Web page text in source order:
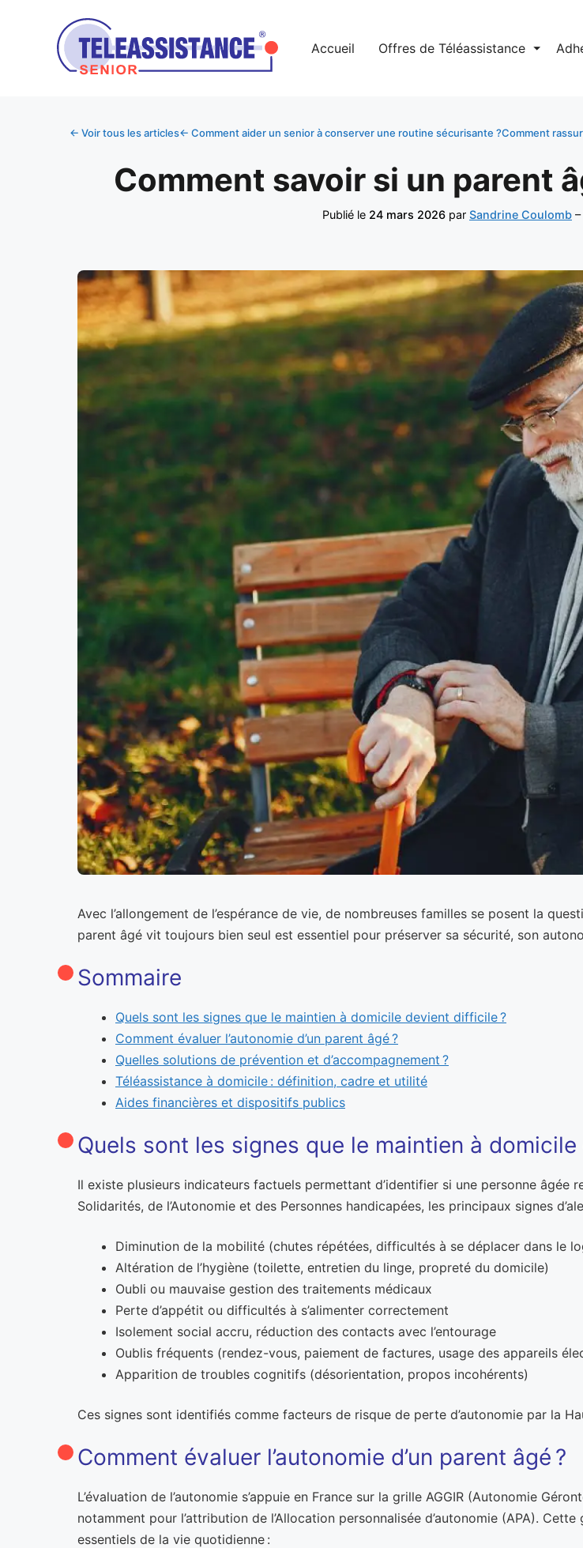
Accueil Offres de Téléassistance ⏷
← Voir tous les articles← Comment aider un senior à conserver une routine sécurisante ?Comment
Comment savoir si un parent
Publié le 24 mars 2026 par Sandrine Coulomb
Avec l’allongement de l’espérance de vie, de nombreuses familles se posent la
parent âgé vit toujours bien seul est essentiel pour préserver sa sécurité, son
Sommaire
Quels sont les signes que le maintien à domicile devient difficile ?
Comment évaluer l’autonomie d’un parent âgé ?
Quelles solutions de prévention et d’accompagnement ?
Téléassistance à domicile : définition, cadre et utilité
Aides financières et dispositifs publics
Quels sont les signes que le maintien à
Il existe plusieurs indicateurs factuels permettant d’identifier si une personne
Solidarités, de l’Autonomie et des Personnes handicapées, les principaux signes
Diminution de la mobilité (chutes répétées, difficultés à se déplacer dans le
Altération de l’hygiène (toilette, entretien du linge, propreté du domicile)
Oubli ou mauvaise gestion des traitements médicaux
Perte d’appétit ou difficultés à s’alimenter correctement
Isolement social accru, réduction des contacts avec l’entourage
Oublis fréquents (rendez-vous, paiement de factures, usage des appareils
Apparition de troubles cognitifs (désorientation, propos incohérents)
Ces signes sont identifiés comme facteurs de risque de perte d’autonomie par la
Comment évaluer l’autonomie d’un parent âgé ?
L’évaluation de l’autonomie s’appuie en France sur la grille AGGIR (Autonomie
notamment pour l’attribution de l’Allocation personnalisée d’autonomie (APA).
essentiels de la vie quotidienne :